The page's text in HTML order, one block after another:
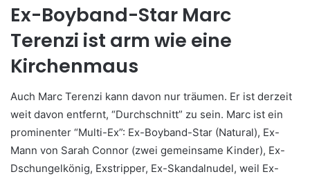
Ex-Boyband-Star Marc
Terenzi ist arm wie eine
Kirchenmaus
Auch Marc Terenzi kann davon nur träumen. Er ist derzeit
weit davon entfernt, “Durchschnitt” zu sein. Marc ist ein
prominenter “Multi-Ex”: Ex-Boyband-Star (Natural), Ex-
Mann von Sarah Connor (zwei gemeinsame Kinder), Ex-
Dschungelkönig, Exstripper, Ex-Skandalnudel, weil Ex-